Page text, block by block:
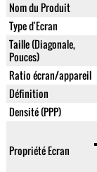
Nom du Produit
Type d'Ecran
Taille (Diagonale,
Pouces)
Ratio écran/appareil
Définition
Densité (PPP)
Propriété Ecran